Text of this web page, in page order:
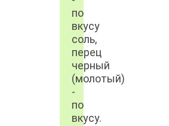
по
вкусу
соль,
перец
черный
(молотый)
-
по
вкусу.